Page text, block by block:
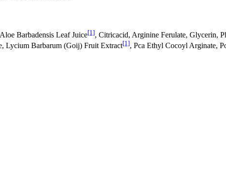
Barbadensis Leaf Juice[1], Citricacid, Arginine Ferulate, Glycerin,
Lycium Barbarum (Goij) Fruit Extract[1], Pca Ethyl Cocoyl Arginate,